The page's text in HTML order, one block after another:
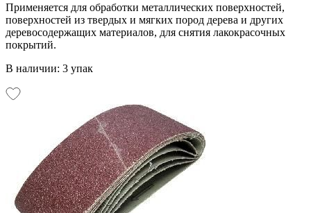
Применяется для обработки металлических поверхностей,
поверхностей из твердых и мягких пород дерева и других
деревосодержащих материалов, для снятия лакокрасочных
покрытий.
В наличии: 3 упак